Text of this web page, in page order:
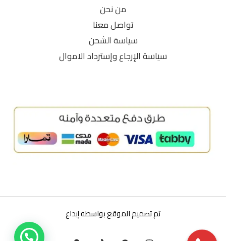
من نحن
تواصل معنا
سياسة الشحن
سياسة الإرجاع وإسترداد الاموال
تم تصميم الموقع بواسطه إبداع